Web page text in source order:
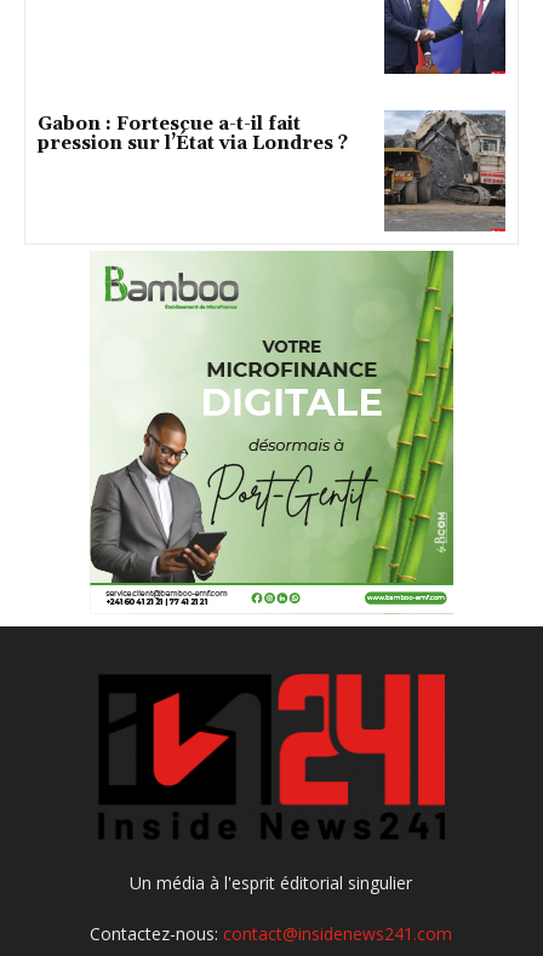
Gabon : Fortescue a-t-il fait
pression sur l’État via Londres ?
Un média à l'esprit éditorial singulier
Contactez-nous:contact@insidenews241.com